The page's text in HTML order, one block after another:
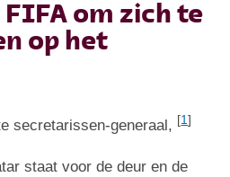
om zich te
op het
secretarissen-generaal, [1]
staat voor de deur en de